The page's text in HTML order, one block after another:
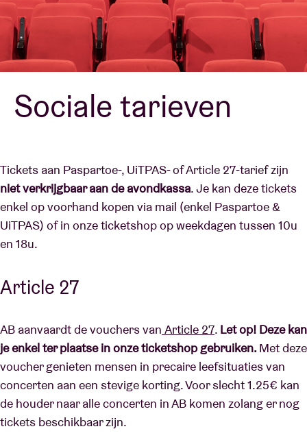
Bezoekersinfo
AB ❤ you
BRDCST
ABtv
Over AB
Contact
Sociale tarieven
Tickets aan Paspartoe-, UiTPAS- of Article 27-tarief zijn
niet verkrijgbaar aan de avondkassa. Je kan deze tickets
enkel op voorhand kopen via mail (enkel Paspartoe &
UiTPAS) of in onze ticketshop op weekdagen tussen 10u
en 18u.
Article 27
AB aanvaardt de vouchers van Article 27. Let op! Deze kan
je enkel ter plaatse in onze ticketshop gebruiken. Met deze
voucher genieten mensen in precaire leefsituaties van
concerten aan een stevige korting. Voor slecht 1.25€ kan
de houder naar alle concerten in AB komen zolang er nog
tickets beschikbaar zijn.